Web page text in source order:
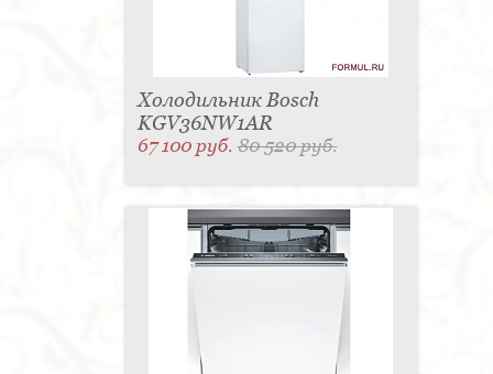
Холодильник Bosch
KGV36NW1AR
67 100 руб.80 520 руб.